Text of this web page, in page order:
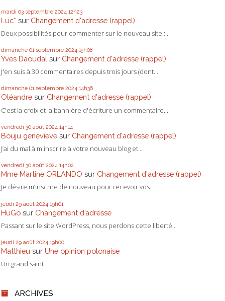
mardi 03 septembre 2024 12h23
Luc* sur Changement d'adresse (rappel)
Deux possibilités pour commenter sur le nouveau site ;...
dimanche 01 septembre 2024 15h08
Yves Daoudal sur Changement d'adresse (rappel)
J'en suis à 30 commentaires depuis trois jours (dont...
dimanche 01 septembre 2024 14h36
Oléandre sur Changement d'adresse (rappel)
C'est la croix et la bannière d'écriture un commentaire...
vendredi 30 août 2024 14h14
Bouju genevieve sur Changement d'adresse (rappel)
J’ai du mal à m inscrire à votre nouveau blog et...
vendredi 30 août 2024 14h02
Mme Martine ORLANDO sur Changement d'adresse (rappel)
Je désire m’inscrire de nouveau pour recevoir vos...
jeudi 29 août 2024 19h01
HuGo sur Changement d’adresse
Passant sur le site WordPress, nous perdons cette liberté...
jeudi 29 août 2024 19h00
Matthieu sur Une opinion polonaise
Un grand saint
ARCHIVES